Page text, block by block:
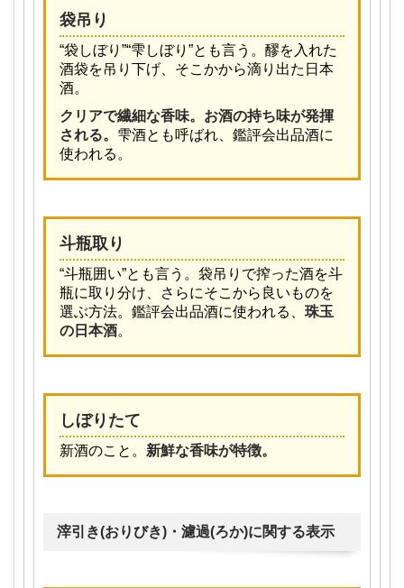
袋吊り
“袋しぼり”“雫しぼり”とも言う。醪を入れた
酒袋を吊り下げ、そこかから滴り出た日本
酒。
クリアで繊細な香味。お酒の持ち味が発揮
される。 雫酒とも呼ばれ、鑑評会出品酒に
使われる。
斗瓶取り
“斗瓶囲い”とも言う。袋吊りで搾った酒を斗
瓶に取り分け、さらにそこから良いものを
選ぶ方法。鑑評会出品酒に使われる、 珠玉
の日本酒。
しぼりたて
新酒のこと。 新鮮な香味が特徴。
滓引き(おりびき)・濾過(ろか)に関する表示